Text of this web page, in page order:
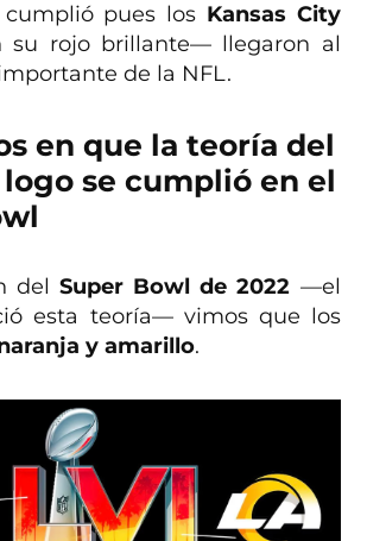
pues los Kansas City
su rojo brillante— llegaron al
de la NFL.
en que la teoría del
se cumplió en el
del Super Bowl de 2022 —el
esta teoría— vimos que los
y amarillo.